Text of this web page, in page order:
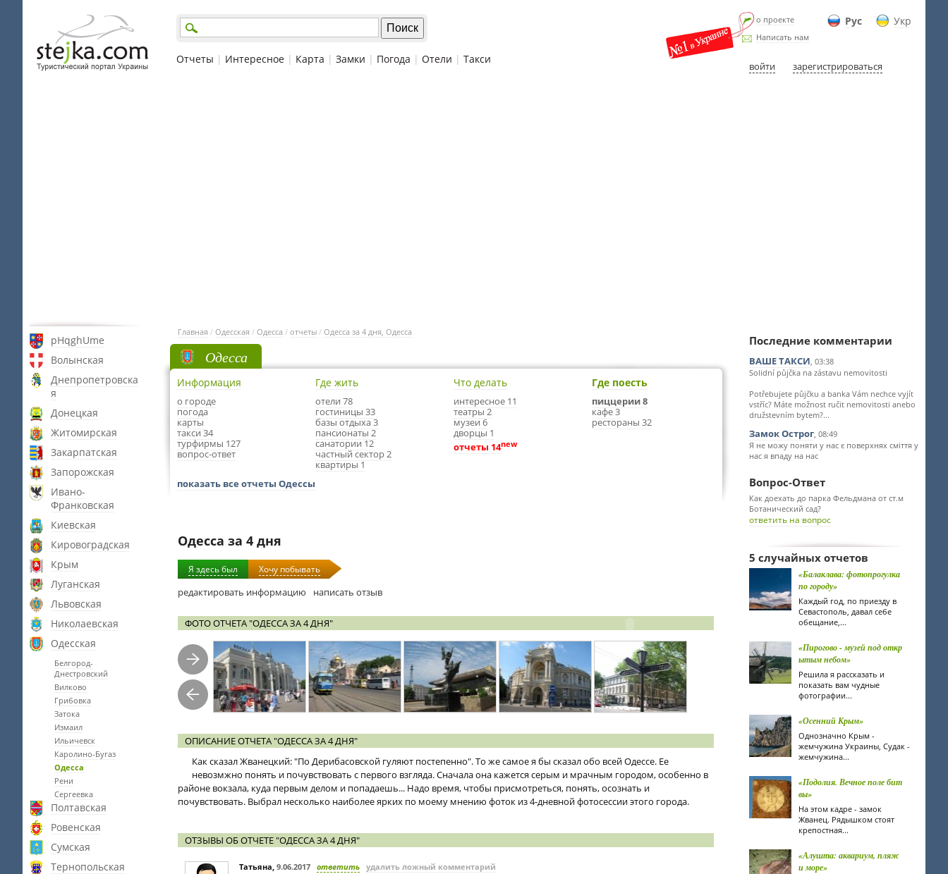
Рус Укр
о проекте
Написать нам
войти зарегистрироваться
Отчеты | Интересное | Карта | Замки | Погода | Отели | Такси
pHqghUme
Волынская
Днепропетровска
я
Донецкая
Житомирская
Закарпатская
Запорожская
Ивано-
Франковская
Киевская
Кировоградская
Крым
Луганская
Львовская
Николаевская
Одесская
Белгород-
Днестровский
Вилково
Грибовка
Затока
Измаил
Ильичевск
Каролино-Бугаз
Одесса
Рени
Сергеевка
Полтавская
Ровенская
Сумская
Тернопольская
Главная / Одесская / Одесса / отчеты / Одесса за 4 дня, Одесса
Одесса
Информация
о городе
погода
карты
такси 34
турфирмы 127
вопрос-ответ
Где жить
отели 78
гостиницы 33
базы отдыха 3
пансионаты 2
санатории 12
частный сектор 2
квартиры 1
Что делать
интересное 11
театры 2
музеи 6
дворцы 1
отчеты 14new
Где поесть
пиццерии 8
кафе 3
рестораны 32
показать все отчеты Одессы
Одесса за 4 дня
Я здесь был Хочу побывать
редактировать информацию написать отзыв
ФОТО ОТЧЕТА "ОДЕССА ЗА 4 ДНЯ"
ОПИСАНИЕ ОТЧЕТА "ОДЕССА ЗА 4 ДНЯ"
Как сказал Жванецкий: "По Дерибасовской гуляют постепенно". То же самое я бы сказал обо всей Одессе. Ее
невозмжно понять и почувствовать с первого взгляда. Сначала она кажется серым и мрачным городом, особенно в
районе вокзала, куда первым делом и попадаешь... Надо время, чтобы присмотреться, понять, осознать и
почувствовать. Выбрал несколько наиболее ярких по моему мнению фоток из 4-дневной фотосессии этого города.
ОТЗЫВЫ ОБ ОТЧЕТЕ "ОДЕССА ЗА 4 ДНЯ"
Татьяна, 9.06.2017 ответить удалить ложный комментарий
Последние комментарии
ВАШЕ ТАКСИ, 03:38
Solidní půjčka na zástavu nemovitosti
Potřebujete půjčku a banka Vám nechce vyjít
vstříc? Máte možnost ručit nemovitosti anebo
družstevním bytem?...
Замок Острог, 08:49
Я не можу поняти у нас є поверхнях сміття у
нас я впаду на нас
Вопрос-Ответ
Как доехать до парка Фельдмана от ст.м
Ботанический сад?
ответить на вопрос
5 случайных отчетов
«Балаклава: фотопрогулка
по городу»
Каждый год, по приезду в
Севастополь, давал себе
обещание,...
«Пирогово - музей под откр
ытым небом»
Решила я рассказать и
показать вам чудные
фотографии...
«Осенний Крым»
Однозначно Крым -
жемчужина Украины, Судак -
жемчужина...
«Подолия. Вечное поле бит
вы»
На этом кадре - замок
Жванец. Рядышком стоят
крепостная...
«Алушта: аквариум, пляж
и море»